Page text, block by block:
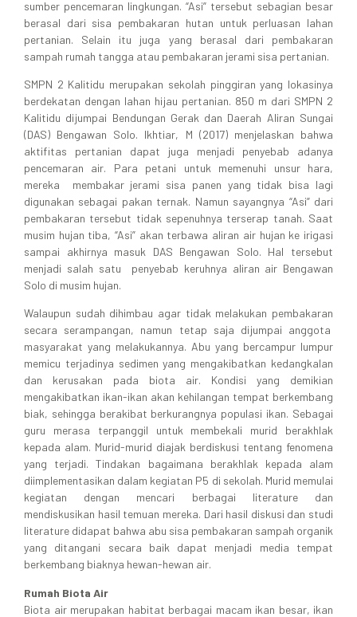
sumber pencemaran lingkungan. “Asi” tersebut sebagian besar
berasal dari sisa pembakaran hutan untuk perluasan lahan
pertanian. Selain itu juga yang berasal dari pembakaran
sampah rumah tangga atau pembakaran jerami sisa pertanian.
SMPN 2 Kalitidu merupakan sekolah pinggiran yang lokasinya
berdekatan dengan lahan hijau pertanian. 850 m dari SMPN 2
Kalitidu dijumpai Bendungan Gerak dan Daerah Aliran Sungai
(DAS) Bengawan Solo. Ikhtiar, M (2017) menjelaskan bahwa
aktifitas pertanian dapat juga menjadi penyebab adanya
pencemaran air. Para petani untuk memenuhi unsur hara,
mereka membakar jerami sisa panen yang tidak bisa lagi
digunakan sebagai pakan ternak. Namun sayangnya “Asi” dari
pembakaran tersebut tidak sepenuhnya terserap tanah. Saat
musim hujan tiba, “Asi” akan terbawa aliran air hujan ke irigasi
sampai akhirnya masuk DAS Bengawan Solo. Hal tersebut
menjadi salah satu penyebab keruhnya aliran air Bengawan
Solo di musim hujan.
Walaupun sudah dihimbau agar tidak melakukan pembakaran
secara serampangan, namun tetap saja dijumpai anggota
masyarakat yang melakukannya. Abu yang bercampur lumpur
memicu terjadinya sedimen yang mengakibatkan kedangkalan
dan kerusakan pada biota air. Kondisi yang demikian
mengakibatkan ikan-ikan akan kehilangan tempat berkembang
biak, sehingga berakibat berkurangnya populasi ikan. Sebagai
guru merasa terpanggil untuk membekali murid berakhlak
kepada alam. Murid-murid diajak berdiskusi tentang fenomena
yang terjadi. Tindakan bagaimana berakhlak kepada alam
diimplementasikan dalam kegiatan P5 di sekolah. Murid memulai
kegiatan dengan mencari berbagai literature dan
mendiskusikan hasil temuan mereka. Dari hasil diskusi dan studi
literature didapat bahwa abu sisa pembakaran sampah organik
yang ditangani secara baik dapat menjadi media tempat
berkembang biaknya hewan-hewan air.
Rumah Biota Air
Biota air merupakan habitat berbagai macam ikan besar, ikan